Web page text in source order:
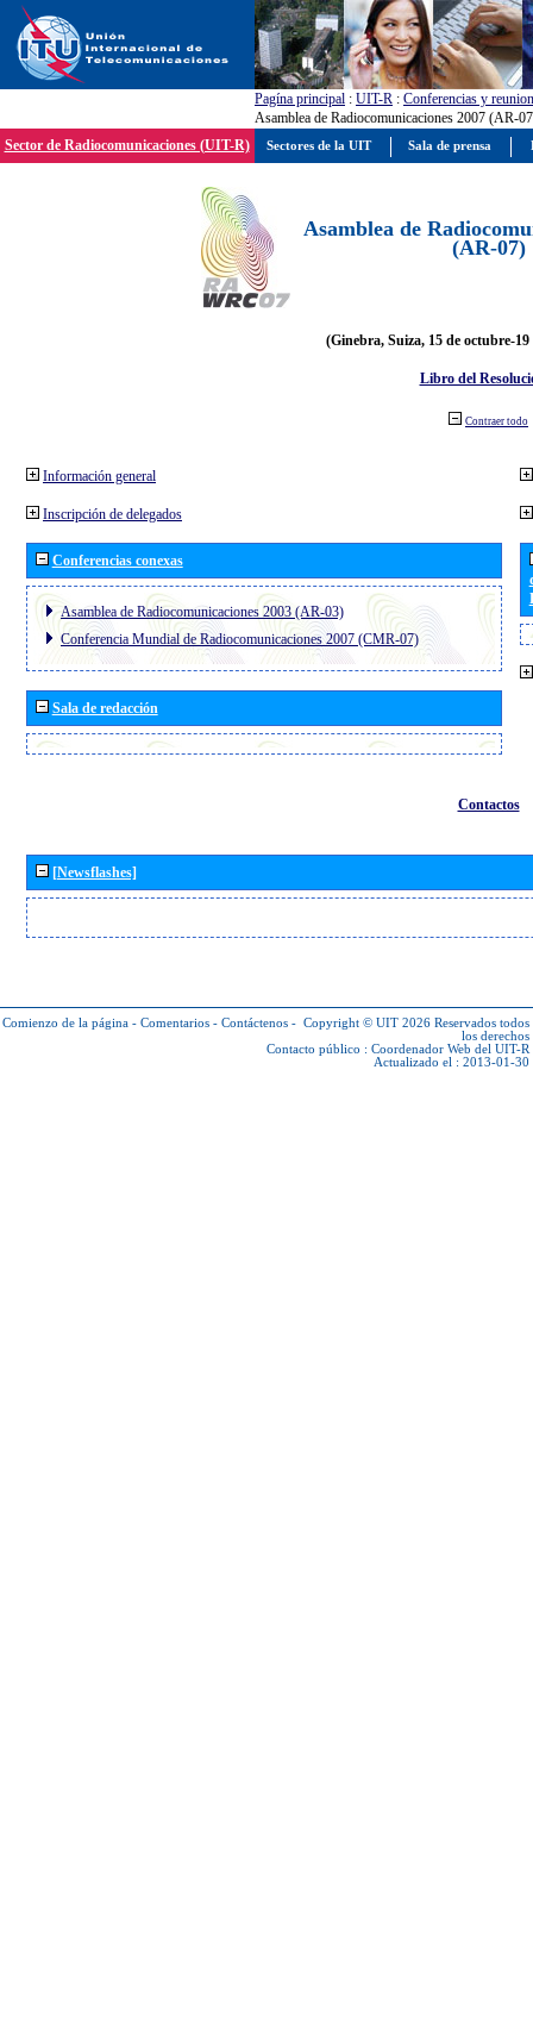
Pagína principal : UIT-R : Conferencias y
Asamblea de Radiocomunicaciones 2007 (AR-
Sector de Radiocomunicaciones (UIT-R)
Asamblea de
(AR-07)
(Ginebra, Suiza, 15 de octubre-19
Libro del
Contraer todo
Información general
Inscripción de delegados
Conferencias conexas
Asamblea de Radiocomunicaciones 2003 (AR-03)
Conferencia Mundial de Radiocomunicaciones 2007 (CMR-07)
Sala de redacción
Contactos
[Newsflashes]
Comienzo de la página - Comentarios - Contáctenos - Copyright © UIT 2026 Reservados todos
los derechos
Contacto público : Coordenador Web del UIT-R
Actualizado el : 2013-01-30
Sectores de la UIT Sala de prensa